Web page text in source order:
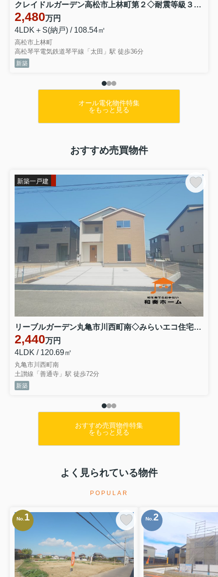
クレイドルガーデン高松市上林町第２◇耐震等級３取得の地震に強いオール電化住宅です！ １号棟
2,480万円
4LDK＋S(納戸) / 108.54㎡
高松市上林町
高松琴平電気鉄道琴平線「太田」駅 徒歩36分
新築
オール電化物件特集
をもっと見る
おすすめ売買物件
新築一戸建
リーブルガーデン丸亀市川西町南◇みらいエコ住宅補助金対象のお得な長期優良住宅です。 ３号棟
2,440万円
4LDK / 120.69㎡
丸亀市川西町南
土讃線「善通寺」駅 徒歩72分
新築
おすすめ売買物件特集
をもっと見る
よく見られている物件
POPULAR
No. 1 No. 2